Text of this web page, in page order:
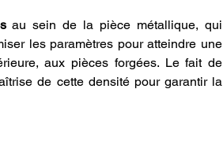
au sein de la pièce métallique, qui
les paramètres pour atteindre une
de cette densité pour garantir la